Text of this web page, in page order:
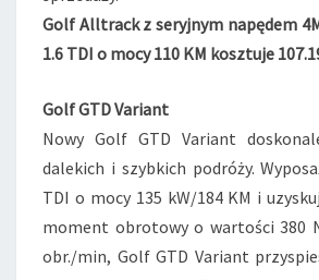
Golf Alltrack z seryjnym napędem
1.6 TDI o mocy 110 KM kosztuje
Golf GTD Variant
Nowy Golf GTD Variant
dalekich i szybkich podróży.
TDI o mocy 135 kW/184 KM i
moment obrotowy o wartości 380
obr./min, Golf GTD Variant